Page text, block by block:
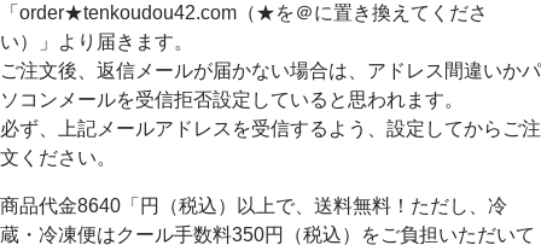
「order★tenkoudou42.com（★を＠に置き換えてくださ
い）」より届きます。
ご注文後、返信メールが届かない場合は、アドレス間違いかパ
ソコンメールを受信拒否設定していると思われます。
必ず、上記メールアドレスを受信するよう、設定してからご注
文ください。
商品代金8640「円（税込）以上で、送料無料！ただし、冷
蔵・冷凍便はクール手数料350円（税込）をご負担いただいて